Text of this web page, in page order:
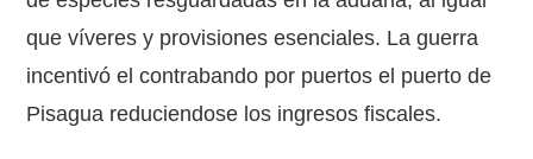
que víveres y provisiones esenciales. La guerra
incentivó el contrabando por puertos el puerto de
Pisagua reduciendose los ingresos fiscales.